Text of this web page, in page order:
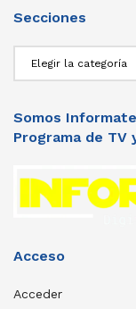
Secciones
Somos
Programa de TV
Acceso
Acceder